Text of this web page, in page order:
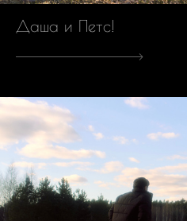
Даша и Петс!